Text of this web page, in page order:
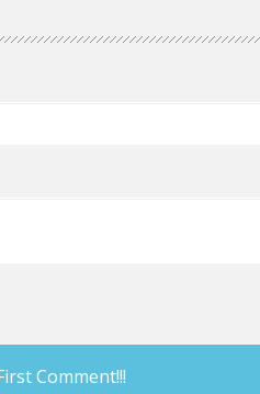
Comment!!!